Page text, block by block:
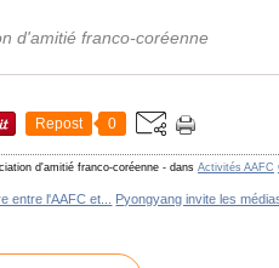
d'amitié franco-coréenne
Repost 0
d'amitié franco-coréenne - dans Activités AAFC
entre l'AAFC et... Pyongyang invite les